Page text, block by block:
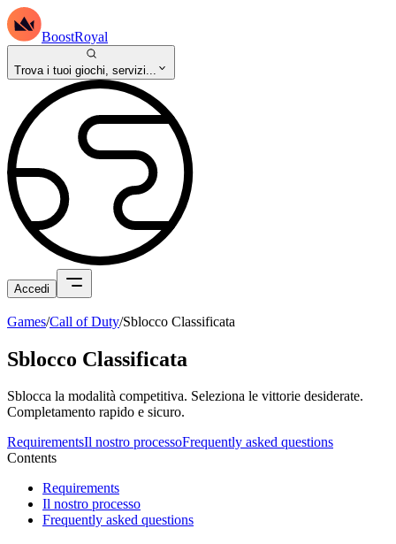
BoostRoyal
Trova i tuoi giochi, servizi...
Accedi
Games/Call of Duty/Sblocco Classificata
Sblocco Classificata
Sblocca la modalità competitiva. Seleziona le vittorie desiderate.
Completamento rapido e sicuro.
RequirementsIl nostro processoFrequently asked questions
Contents
Requirements
Il nostro processo
Frequently asked questions